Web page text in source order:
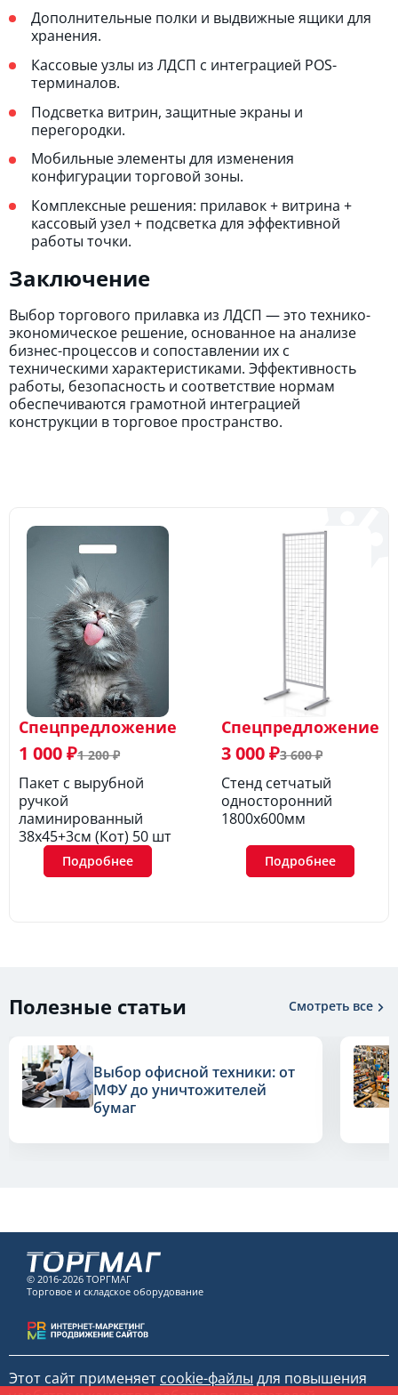
Дополнительные полки и выдвижные ящики для
хранения.
Кассовые узлы из ЛДСП с интеграцией POS-
терминалов.
Подсветка витрин, защитные экраны и
перегородки.
Мобильные элементы для изменения
конфигурации торговой зоны.
Комплексные решения: прилавок + витрина +
кассовый узел + подсветка для эффективной
работы точки.
Заключение
Выбор торгового прилавка из ЛДСП — это технико-
экономическое решение, основанное на анализе
бизнес-процессов и сопоставлении их с
техническими характеристиками. Эффективность
работы, безопасность и соответствие нормам
обеспечиваются грамотной интеграцией
конструкции в торговое пространство.
Спецпредложение
1 000 ₽1 200 ₽
Пакет с вырубной
ручкой
ламинированный
38х45+3см (Кот) 50 шт
Подробнее
Спецпредложение
3 000 ₽3 600 ₽
Стенд сетчатый
односторонний
1800х600мм
Подробнее
Полезные статьи Смотреть все
Выбор офисной техники: от
МФУ до уничтожителей
бумаг
© 2016-2026 ТОРГМАГ
Торговое и складское оборудование
Этот сайт применяет cookie-файлы для повышения